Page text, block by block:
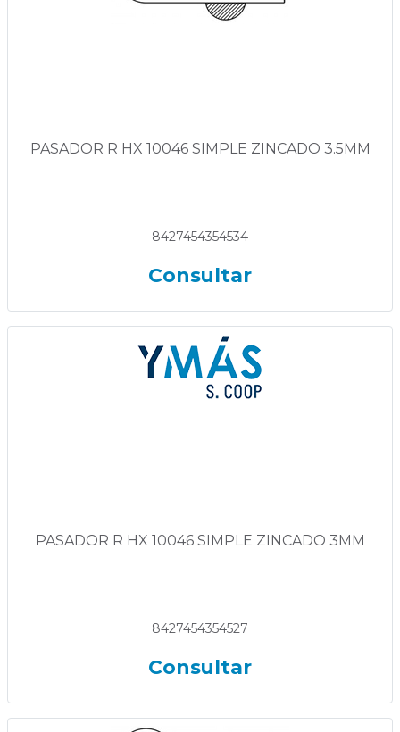
PASADOR R HX 10046 SIMPLE ZINCADO 3.5MM
8427454354534
Consultar
PASADOR R HX 10046 SIMPLE ZINCADO 3MM
8427454354527
Consultar